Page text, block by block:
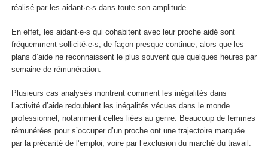
réalisé par les aidant·e·s dans toute son amplitude.
En effet, les aidant·e·s qui cohabitent avec leur proche aidé sont
fréquemment sollicité·e·s, de façon presque continue, alors que les
plans d’aide ne reconnaissent le plus souvent que quelques heures par
semaine de rémunération.
Plusieurs cas analysés montrent comment les inégalités dans
l’activité d’aide redoublent les inégalités vécues dans le monde
professionnel, notamment celles liées au genre. Beaucoup de femmes
rémunérées pour s’occuper d’un proche ont une trajectoire marquée
par la précarité de l’emploi, voire par l’exclusion du marché du travail.